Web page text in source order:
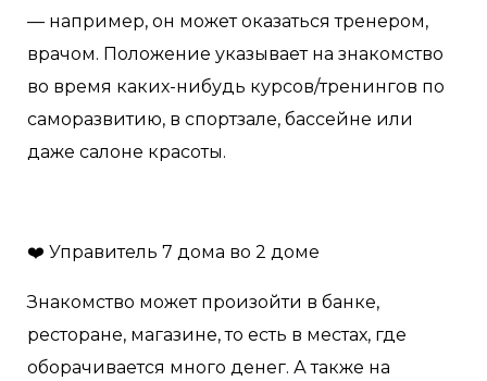
— например, он может оказаться тренером,
врачом. Положение указывает на знакомство
во время каких-нибудь курсов/тренингов по
саморазвитию, в спортзале, бассейне или
даже салоне красоты.
❤️ Управитель 7 дома во 2 доме
Знакомство может произойти в банке,
ресторане, магазине, то есть в местах, где
оборачивается много денег. А также на